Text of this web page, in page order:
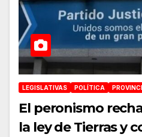
LEGISLATIVAS POLÍTICA
El peronismo
la ley de Tierras y